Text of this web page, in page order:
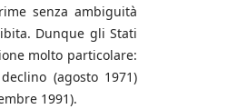
senza ambiguità
Dunque gli Stati
molto particolare:
(agosto 1971)
1991).